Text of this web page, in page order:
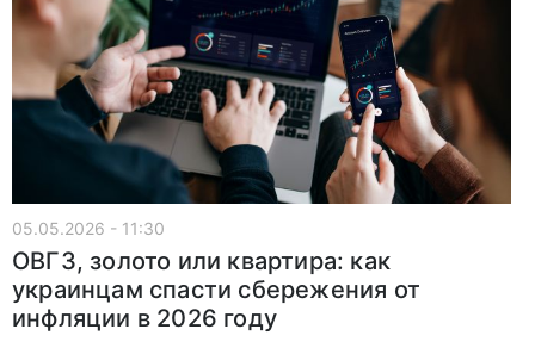
05.05.2026 - 11:30
ОВГЗ, золото или квартира: как
украинцам спасти сбережения от
инфляции в 2026 году